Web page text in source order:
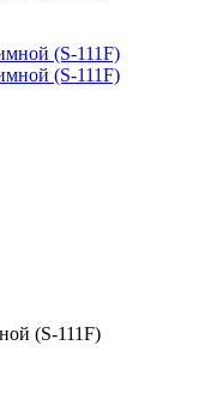
(S-111F)